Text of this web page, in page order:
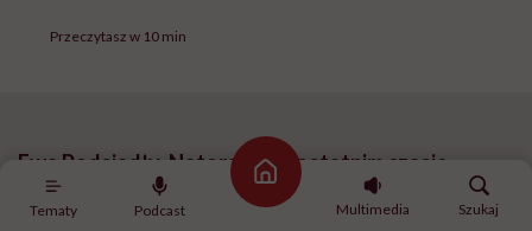
Tematy Podcast
Strona główna
Multimedia
Szukaj
Przeczytasz w 10 min
Ewa Podsiadły-Natorska: W ostatnim czasie
pojęcie „dominacji estrogenowej” zrobiło dużą